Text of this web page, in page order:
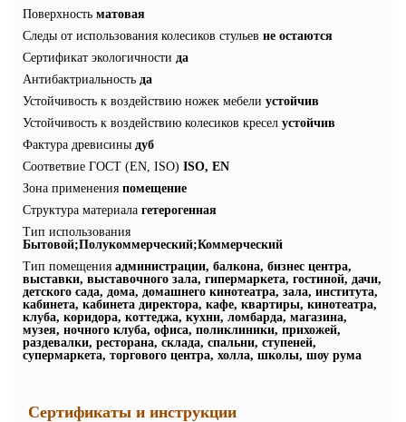
Поверхность матовая
Следы от использования колесиков стульев не остаются
Сертификат экологичности да
Антибактриальность да
Устойчивость к воздействию ножек мебели устойчив
Устойчивость к воздействию колесиков кресел устойчив
Фактура древисины дуб
Соответвие ГОСТ (EN, ISO) ISO, EN
Зона применения помещение
Структура материала гетерогенная
Тип использования
Бытовой;Полукоммерческий;Коммерческий
Тип помещения администрации, балкона, бизнес центра,
выставки, выставочного зала, гипермаркета, гостиной, дачи,
детского сада, дома, домашнего кинотеатра, зала, института,
кабинета, кабинета директора, кафе, квартиры, кинотеатра,
клуба, коридора, коттеджа, кухни, ломбарда, магазина,
музея, ночного клуба, офиса, поликлиники, прихожей,
раздевалки, ресторана, склада, спальни, ступеней,
супермаркета, торгового центра, холла, школы, шоу рума
Сертификаты и инструкции